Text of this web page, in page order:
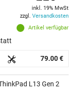
Artikel verfügbar
inkl. 19% MwSt
zzgl. Versandkosten
79.00 €
L13 Gen 2